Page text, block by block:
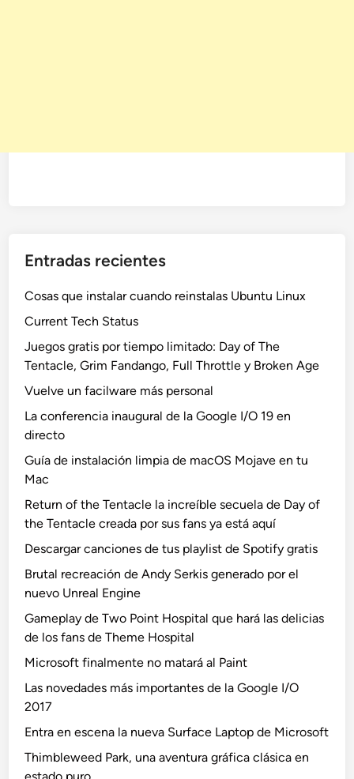
Entradas recientes
Cosas que instalar cuando reinstalas Ubuntu Linux
Current Tech Status
Juegos gratis por tiempo limitado: Day of The
Tentacle, Grim Fandango, Full Throttle y Broken Age
Vuelve un facilware más personal
La conferencia inaugural de la Google I/O 19 en
directo
Guía de instalación limpia de macOS Mojave en tu
Mac
Return of the Tentacle la increíble secuela de Day of
the Tentacle creada por sus fans ya está aquí
Descargar canciones de tus playlist de Spotify gratis
Brutal recreación de Andy Serkis generado por el
nuevo Unreal Engine
Gameplay de Two Point Hospital que hará las delicias
de los fans de Theme Hospital
Microsoft finalmente no matará al Paint
Las novedades más importantes de la Google I/O
2017
Entra en escena la nueva Surface Laptop de Microsoft
Thimbleweed Park, una aventura gráfica clásica en